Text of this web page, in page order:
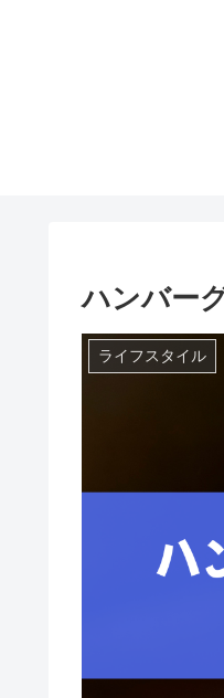
ハンバー
ライフスタイル